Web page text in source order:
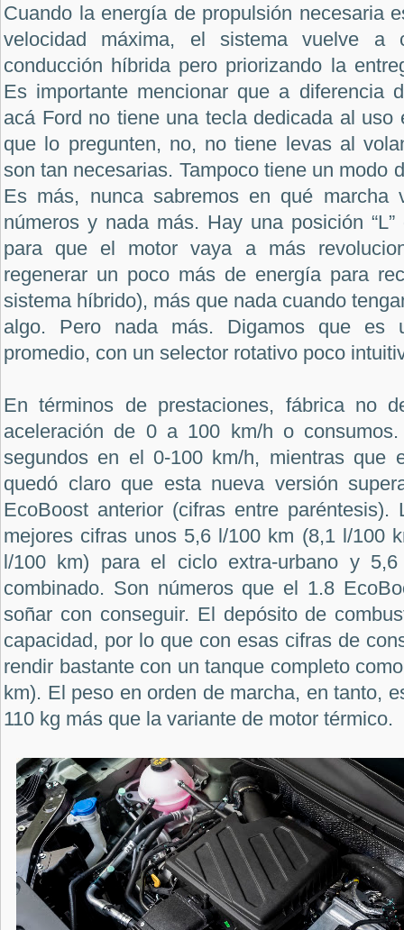
Cuando la energía de propulsión necesaria
velocidad máxima, el sistema vuelve a
conducción híbrida pero priorizando la
Es importante mencionar que a diferencia
acá Ford no tiene una tecla dedicada al uso
que lo pregunten, no, no tiene levas al
son tan necesarias. Tampoco tiene un modo
Es más, nunca sabremos en qué marcha
números y nada más. Hay una posición “L”
para que el motor vaya a más
regenerar un poco más de energía para
sistema híbrido), más que nada cuando
algo. Pero nada más. Digamos que es
promedio, con un selector rotativo poco
En términos de prestaciones, fábrica no
aceleración de 0 a 100 km/h o
segundos en el 0-100 km/h, mientras que
quedó claro que esta nueva versión
EcoBoost anterior (cifras entre paréntesis).
mejores cifras unos 5,6 l/100 km (8,1 l/100
l/100 km) para el ciclo extra-urbano y
combinado. Son números que el 1.8
soñar con conseguir. El depósito de
capacidad, por lo que con esas cifras de
rendir bastante con un tanque completo
km). El peso en orden de marcha, en tanto,
110 kg más que la variante de motor térmico.